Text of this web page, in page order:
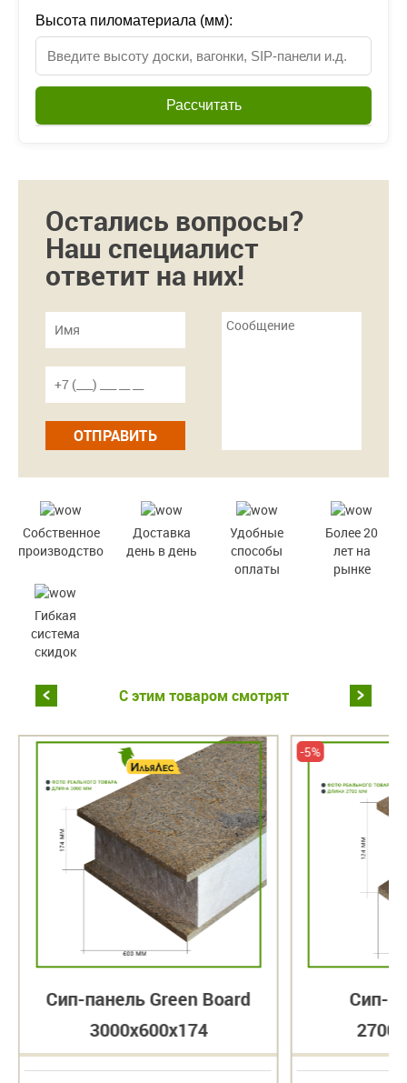
Высота пиломатериала (мм):
Рассчитать
Остались вопросы?
Наш специалист
ответит на них!
ОТПРАВИТЬ
Собственное
производство
Доставка
день в день
Удобные
способы
оплаты
Более 20
лет на
рынке
Гибкая
система
скидок
С этим товаром смотрят
Сип-панель Green Board
3000x600x174
-5%
Сип-